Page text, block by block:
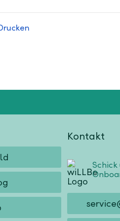
Kontakt
Schick